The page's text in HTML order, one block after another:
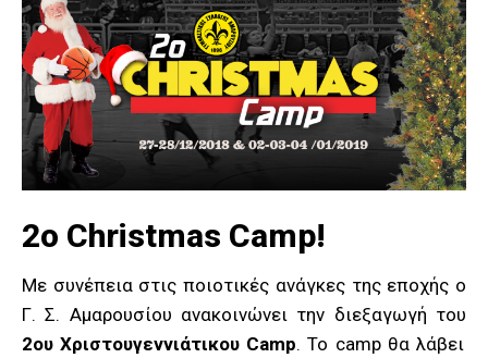
2ο Christmas Camp!
Με συνέπεια στις ποιοτικές ανάγκες της εποχής ο
Γ. Σ. Αμαρουσίου ανακοινώνει την διεξαγωγή του
2oυ Χριστουγεννιάτικου Camp. Το camp θα λάβει